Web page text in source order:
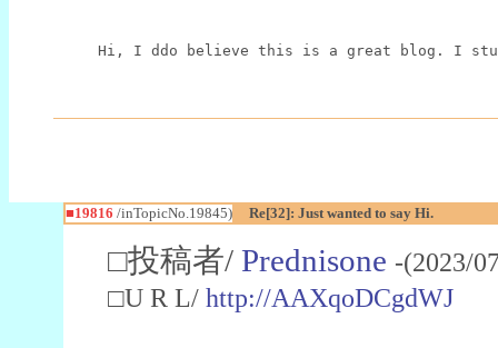
Hi, I ddo believe this is a great blog. I
■19816 /inTopicNo.19845) Re[32]: Just wanted to say Hi.
□投稿者/ Prednisone -(2023/
□U R L/ http://AAXqoDCgdWJ